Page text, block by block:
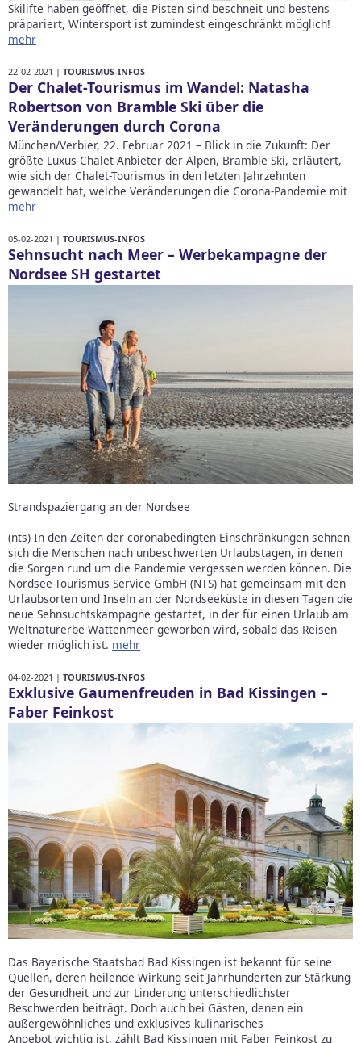
Skilifte haben geöffnet, die Pisten sind beschneit und bestens
präpariert, Wintersport ist zumindest eingeschränkt möglich!
mehr
22-02-2021 | TOURISMUS-INFOS
Der Chalet-Tourismus im Wandel: Natasha
Robertson von Bramble Ski über die
Veränderungen durch Corona
München/Verbier, 22. Februar 2021 – Blick in die Zukunft: Der
größte Luxus-Chalet-Anbieter der Alpen, Bramble Ski, erläutert,
wie sich der Chalet-Tourismus in den letzten Jahrzehnten
gewandelt hat, welche Veränderungen die Corona-Pandemie mit
mehr
05-02-2021 | TOURISMUS-INFOS
Sehnsucht nach Meer – Werbekampagne der
Nordsee SH gestartet
Strandspaziergang an der Nordsee
(nts) In den Zeiten der coronabedingten Einschränkungen sehnen
sich die Menschen nach unbeschwerten Urlaubstagen, in denen
die Sorgen rund um die Pandemie vergessen werden können. Die
Nordsee-Tourismus-Service GmbH (NTS) hat gemeinsam mit den
Urlaubsorten und Inseln an der Nordseeküste in diesen Tagen die
neue Sehnsuchtskampagne gestartet, in der für einen Urlaub am
Weltnaturerbe Wattenmeer geworben wird, sobald das Reisen
wieder möglich ist. mehr
04-02-2021 | TOURISMUS-INFOS
Exklusive Gaumenfreuden in Bad Kissingen –
Faber Feinkost
Das Bayerische Staatsbad Bad Kissingen ist bekannt für seine
Quellen, deren heilende Wirkung seit Jahrhunderten zur Stärkung
der Gesundheit und zur Linderung unterschiedlichster
Beschwerden beiträgt. Doch auch bei Gästen, denen ein
außergewöhnliches und exklusives kulinarisches
Angebot wichtig ist, zählt Bad Kissingen mit Faber Feinkost zu